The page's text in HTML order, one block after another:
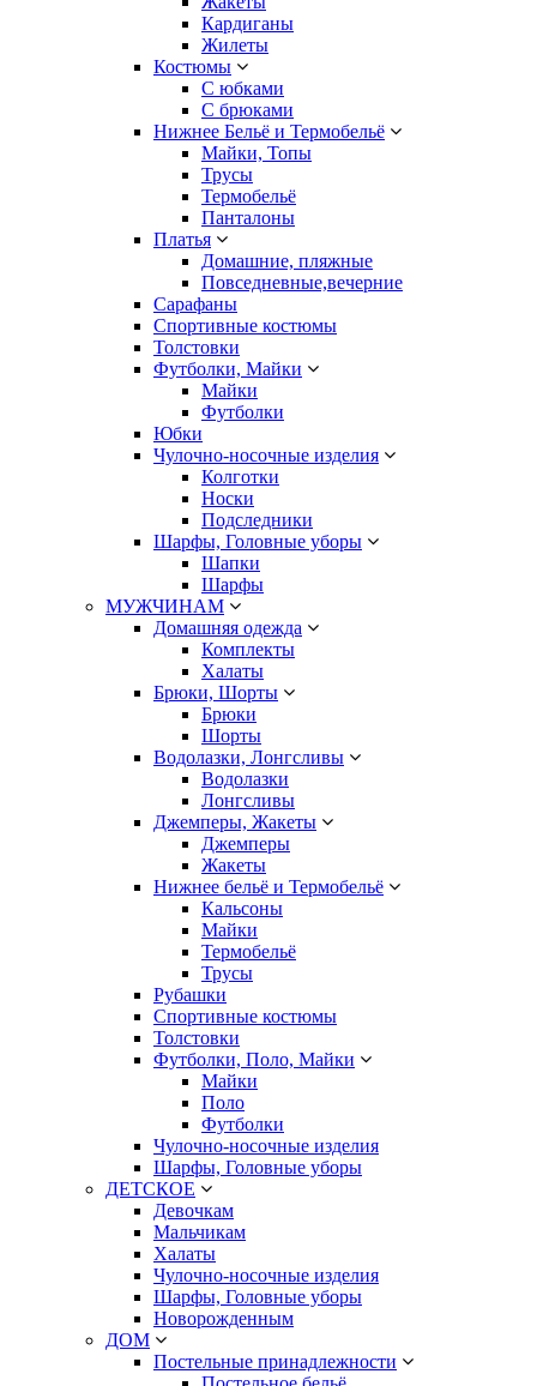
Кардиганы
Жилеты
Костюмы
С юбками
С брюками
Нижнее Бельё и Термобельё
Майки, Топы
Трусы
Термобельё
Панталоны
Платья
Домашние, пляжные
Повседневные,вечерние
Сарафаны
Спортивные костюмы
Толстовки
Футболки, Майки
Майки
Футболки
Юбки
Чулочно-носочные изделия
Колготки
Носки
Подследники
Шарфы, Головные уборы
Шапки
Шарфы
МУЖЧИНАМ
Домашняя одежда
Комплекты
Халаты
Брюки, Шорты
Брюки
Шорты
Водолазки, Лонгсливы
Водолазки
Лонгсливы
Джемперы, Жакеты
Джемперы
Жакеты
Нижнее бельё и Термобельё
Кальсоны
Майки
Термобельё
Трусы
Рубашки
Спортивные костюмы
Толстовки
Футболки, Поло, Майки
Майки
Поло
Футболки
Чулочно-носочные изделия
Шарфы, Головные уборы
ДЕТСКОЕ
Девочкам
Мальчикам
Халаты
Чулочно-носочные изделия
Шарфы, Головные уборы
Новорожденным
ДОМ
Постельные принадлежности